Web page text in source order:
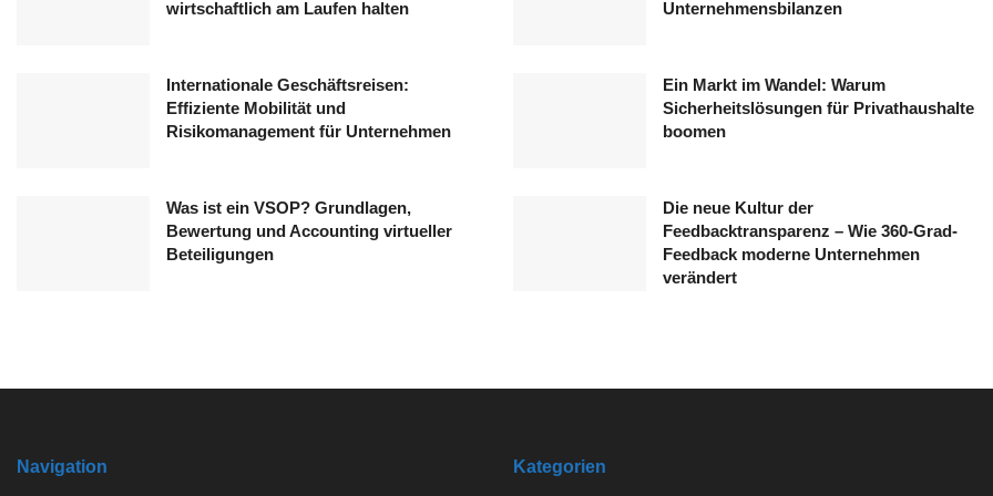
wirtschaftlich am Laufen halten
Unternehmensbilanzen
Internationale Geschäftsreisen:
Effiziente Mobilität und
Risikomanagement für Unternehmen
Ein Markt im Wandel: Warum
Sicherheitslösungen für Privathaushalte
boomen
Was ist ein VSOP? Grundlagen,
Bewertung und Accounting virtueller
Beteiligungen
Die neue Kultur der
Feedbacktransparenz – Wie 360-Grad-
Feedback moderne Unternehmen
verändert
Navigation Kategorien